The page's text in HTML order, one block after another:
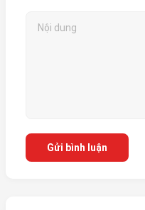
Gửi bình luận